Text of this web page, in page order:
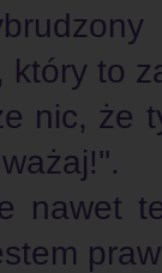
który to
nic, że
nawet